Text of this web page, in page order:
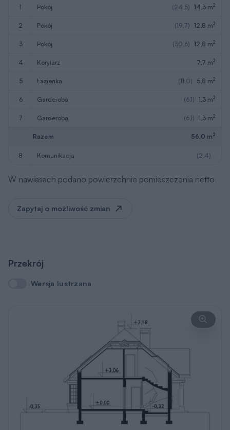
1 pokój (24,5) 14,3 m2
2 pokój (19,7) 12,8 m2
3 pokój (30,6) 12,8 m2
4 korytarz 7,7 m2
5 łazienka (11,0) 5,8 m2
6 garderoba (6,1) 1,3 m2
7 garderoba (6,1) 1,3 m2
Razem 56,0 m2
8 komunikacja (2,4)
W nawiasach podano powierzchnie pomieszczenia netto
Zapytaj o możliwość zmian
Przekrój
Wersja lustrzana
Wersja lustrzana